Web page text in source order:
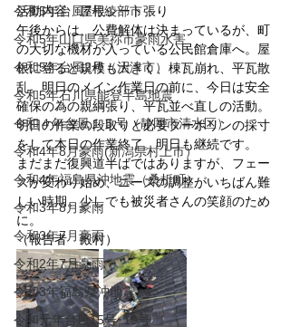
令和5年台風7号綾部市
令和5年山口県美祢市豪雨水害
令和5年台風2号（沼津市）
令和5年石川県能登半島地震
令和４年台風１５号（静岡市清水区）
令和4年8月豪雨(新潟県村上市）
令和4年福島県沖地震（桑折町）
令和3年8月豪雨
令和3年7月豪雨
令和2年7月豪雨
令和3年福島県沖地震
令和元年台風15号･19号
活動内容　屋根シート張り
午後からは、公費解体は決まっているが、町
の大切な機材が入っている公民館倉庫へ。屋
根に登ると規模も大きく、棟瓦崩れ、平瓦散
乱。明日のメイン作業日の前に、今日は安全
確保の為の親綱張り、平瓦並べ直しの活動。
明日の作業の段取りと必要ターポリンの採寸
をして本日の作業終了。明日も継続です。
まだまだ復興道半ばではありますが、フェー
ズが変わり始め、ニーズの調整がいちばん難
しい時期。少しでも被災者さんの笑顔のため
に。
（報告者　殿村）